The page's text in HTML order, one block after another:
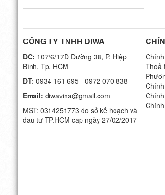
CÔNG TY TNHH DIWA
ĐC: 107/6/17D Đường 38, P. Hiệp
Bình, Tp. HCM
ĐT: 0934 161 695 - 0972 070 838
Email: diwavina@gmail.com
MST: 0314251773 do sở kế hoạch và
đầu tư TP.HCM cấp ngày 27/02/2017
Thoả